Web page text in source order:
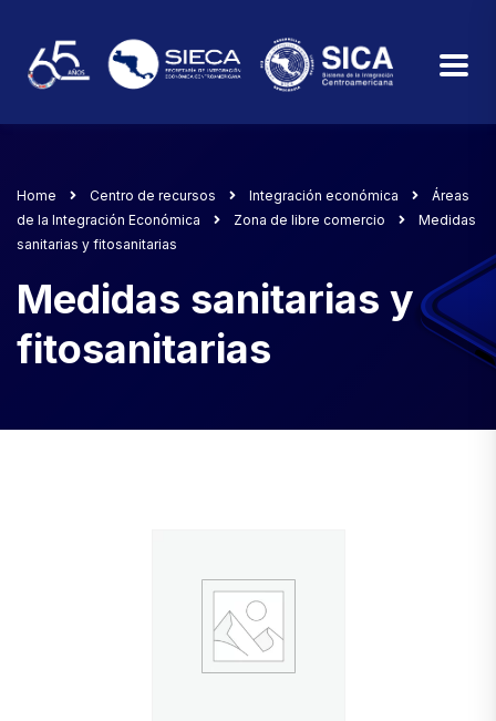
Home Centro de recursos Integración económica
Áreas
de la Integración Económica
Zona de libre comercio
Medidas
sanitarias y fitosanitarias
Medidas sanitarias y
fitosanitarias